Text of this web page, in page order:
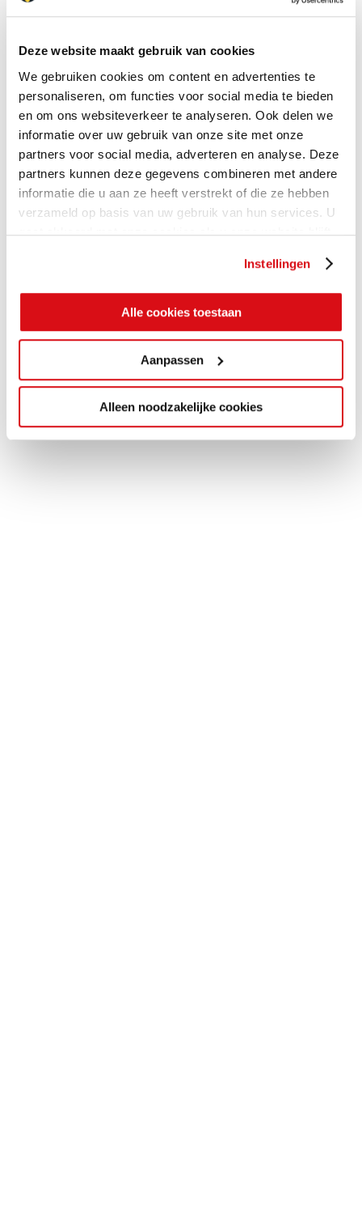
Deze website maakt gebruik van cookies
We gebruiken cookies om content en advertenties te
personaliseren, om functies voor social media te bieden
en om ons websiteverkeer te analyseren. Ook delen we
informatie over uw gebruik van onze site met onze
partners voor social media, adverteren en analyse. Deze
partners kunnen deze gegevens combineren met andere
informatie die u aan ze heeft verstrekt of die ze hebben
verzameld op basis van uw gebruik van hun services. U
gaat akkoord met onze cookies als u onze website blijft
Instellingen
Alle cookies toestaan
Aanpassen
Alleen noodzakelijke cookies